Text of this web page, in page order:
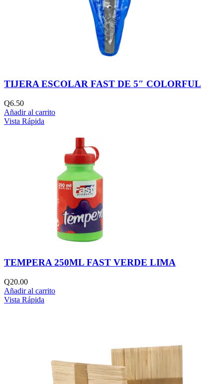
TIJERA ESCOLAR FAST DE 5″ COLORFUL
Q6.50
Añadir al carrito
Vista Rápida
TEMPERA 250ML FAST VERDE LIMA
Q20.00
Añadir al carrito
Vista Rápida